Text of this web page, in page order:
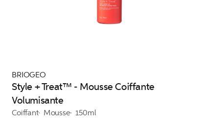
BRIOGEO
Style + Treat™ - Mousse Coiffante
Volumisante
Coiffant Mousse 150ml